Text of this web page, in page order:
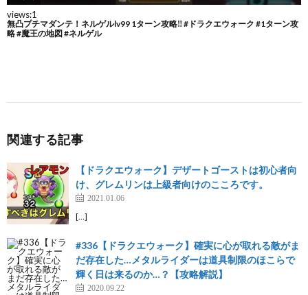
関連する記事
【ドラクエウォーク】デザートゴーストは初心者向
け、グレムリンは上級者向けのこころです。
2021.01.06
[…]
#336【ドラクエウォーク】確実に心が取れる敵がま
だ存在した…メタルライダーは道具制限のほこらで
輝く日は来るのか…？【攻略解説】
2020.09.22